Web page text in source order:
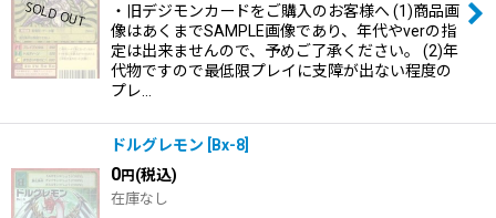
・旧デジモンカードをご購入のお客様へ (1)商品画
像はあくまでSAMPLE画像であり、年代やverの指
定は出来ませんので、予めご了承ください。 (2)年
代物ですので最低限プレイに支障が出ない程度の
プレ…
ドルグレモン Bx-8
0円(税込)
在庫なし